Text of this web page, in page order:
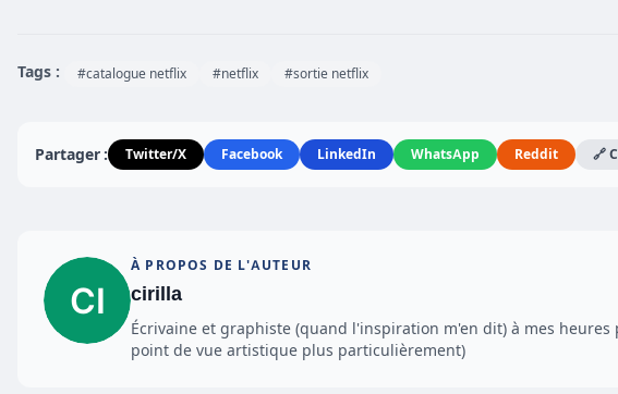
Tags : #catalogue netflix #netflix #sortie netflix
Partager : Twitter/X Facebook LinkedIn WhatsApp Reddit 🔗
À PROPOS DE L'AUTEUR
cirilla
Écrivaine et graphiste (quand l'inspiration m'en dit) à mes
point de vue artistique plus particulièrement)